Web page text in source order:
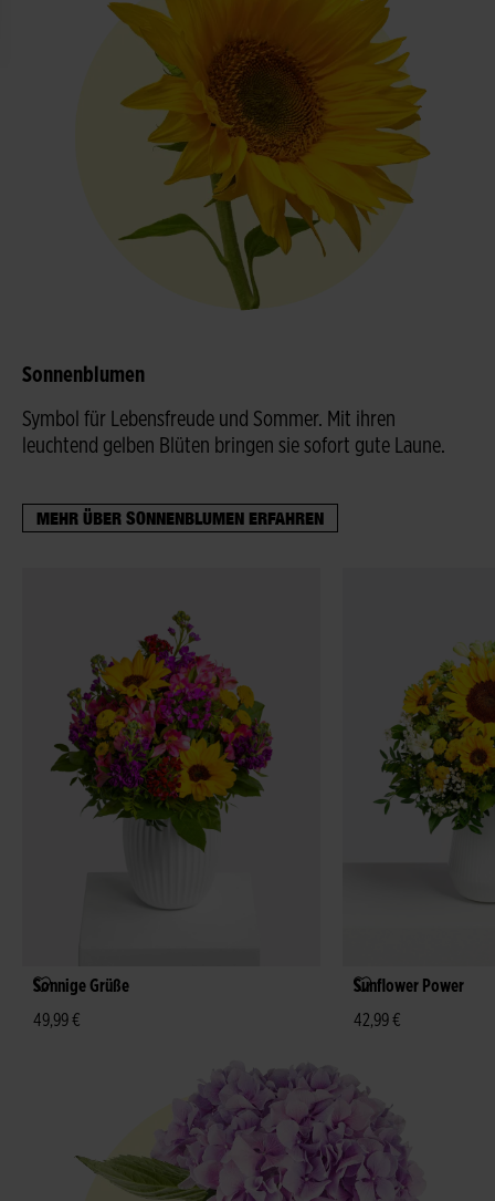
Sonnenblumen
Symbol für Lebensfreude und Sommer. Mit ihren
leuchtend gelben Blüten bringen sie sofort gute Laune.
MEHR ÜBER SONNENBLUMEN ERFAHREN
Sonnige Grüße
49,99 €
Sunflower Power
42,99 €